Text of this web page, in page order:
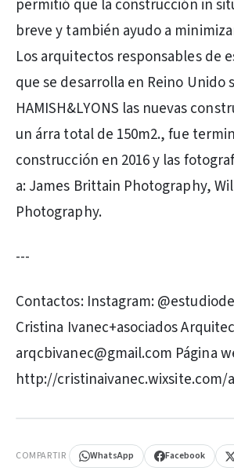
permitió que la construcción in
breve y también ayudo a
Los arquitectos responsables de
que se desarrolla en Reino Unido
HAMISH&LYONS las nuevas
un árra total de 150m2., fue
construcción en 2016 y las
a: James Brittain Photography,
Photography.
---
Contactos: Instagram:
Cristina Ivanec+asociados
arqcbivanec@gmail.com Página
http://cristinaivanec.wixsite.com/
COMPARTIR WhatsApp Facebook